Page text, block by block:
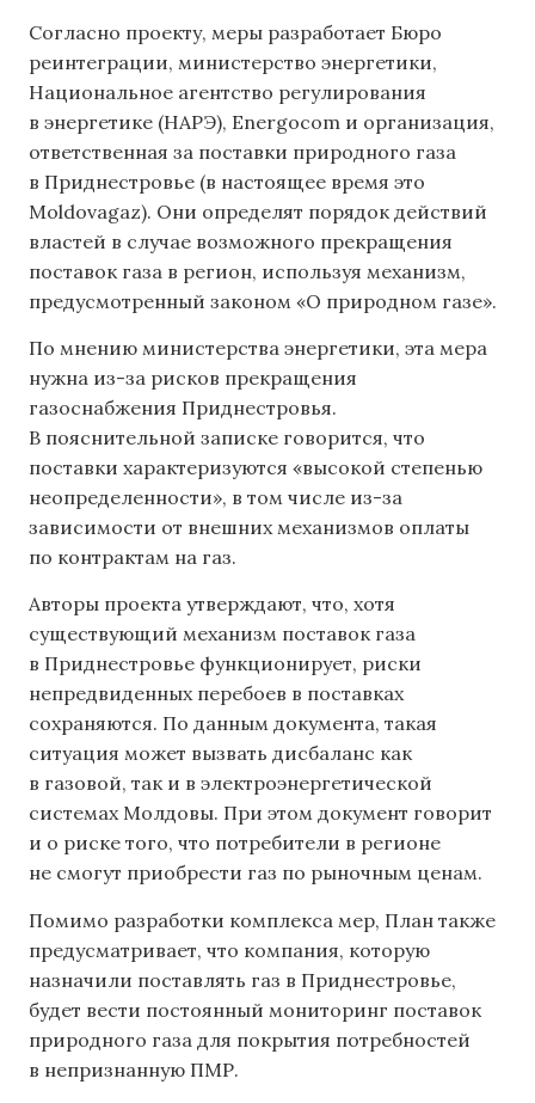
Согласно проекту, меры разработает Бюро
реинтеграции, министерство энергетики,
Национальное агентство регулирования
в энергетике (НАРЭ), Energocom и организация,
ответственная за поставки природного газа
в Приднестровье (в настоящее время это
Moldovagaz). Они определят порядок действий
властей в случае возможного прекращения
поставок газа в регион, используя механизм,
предусмотренный законом «О природном газе».
По мнению министерства энергетики, эта мера
нужна из-за рисков прекращения
газоснабжения Приднестровья.
В пояснительной записке говорится, что
поставки характеризуются «высокой степенью
неопределенности», в том числе из-за
зависимости от внешних механизмов оплаты
по контрактам на газ.
Авторы проекта утверждают, что, хотя
существующий механизм поставок газа
в Приднестровье функционирует, риски
непредвиденных перебоев в поставках
сохраняются. По данным документа, такая
ситуация может вызвать дисбаланс как
в газовой, так и в электроэнергетической
системах Молдовы. При этом документ говорит
и о риске того, что потребители в регионе
не смогут приобрести газ по рыночным ценам.
Помимо разработки комплекса мер, План также
предусматривает, что компания, которую
назначили поставлять газ в Приднестровье,
будет вести постоянный мониторинг поставок
природного газа для покрытия потребностей
в непризнанную ПМР.